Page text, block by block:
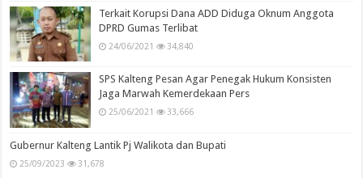
Terkait Korupsi Dana ADD Diduga Oknum Anggota
DPRD Gumas Terlibat
24/06/2021 34,840
SPS Kalteng Pesan Agar Penegak Hukum Konsisten
Jaga Marwah Kemerdekaan Pers
25/06/2021 33,666
Gubernur Kalteng Lantik Pj Walikota dan Bupati
25/09/2023 31,678